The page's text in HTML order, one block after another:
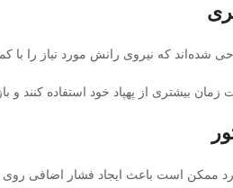
شده‌اند که نیروی رانش مورد نیاز را با
زمان بیشتری از پهپاد خود استفاده کنند
ممکن است باعث ایجاد فشار اضافی